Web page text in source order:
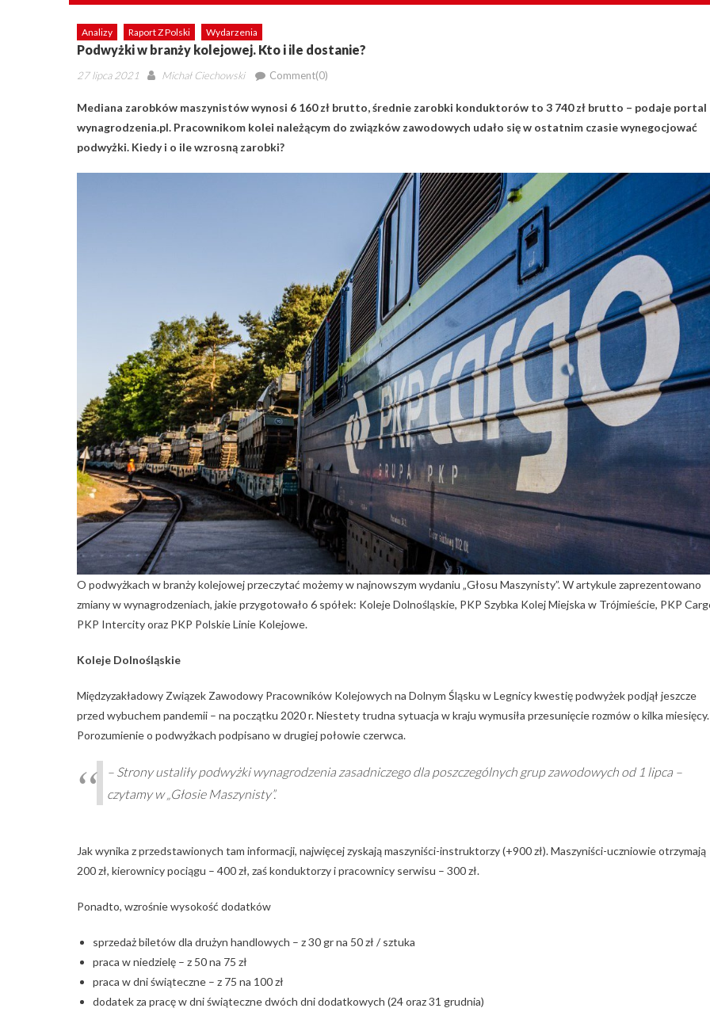
Analizy Raport Z Polski Wydarzenia
Podwyżki w branży kolejowej. Kto i ile dostanie?
Posted
27 lipca 2021 Author
Michał Ciechowski Comment(0)
Mediana zarobków maszynistów wynosi 6 160 zł brutto, średnie zarobki konduktorów to 3 740 zł brutto – podaje portal
wynagrodzenia.pl. Pracownikom kolei należącym do związków zawodowych udało się w ostatnim czasie wynegocjować
podwyżki. Kiedy i o ile wzrosną zarobki?
O podwyżkach w branży kolejowej przeczytać możemy w najnowszym wydaniu „Głosu Maszynisty”. W artykule zaprezentowano
zmiany w wynagrodzeniach, jakie przygotowało 6 spółek: Koleje Dolnośląskie, PKP Szybka Kolej Miejska w Trójmieście, PKP
PKP Intercity oraz PKP Polskie Linie Kolejowe.
Koleje Dolnośląskie
Międzyzakładowy Związek Zawodowy Pracowników Kolejowych na Dolnym Śląsku w Legnicy kwestię podwyżek podjął jeszcze
przed wybuchem pandemii – na początku 2020 r. Niestety trudna sytuacja w kraju wymusiła przesunięcie rozmów o kilka miesięcy.
Porozumienie o podwyżkach podpisano w drugiej połowie czerwca.
– Strony ustaliły podwyżki wynagrodzenia zasadniczego dla poszczególnych grup zawodowych od 1 lipca –
czytamy w „Głosie Maszynisty”.
Jak wynika z przedstawionych tam informacji, najwięcej zyskają maszyniści-instruktorzy (+900 zł). Maszyniści-uczniowie otrzymają
200 zł, kierownicy pociągu – 400 zł, zaś konduktorzy i pracownicy serwisu – 300 zł.
Ponadto, wzrośnie wysokość dodatków
sprzedaż biletów dla drużyn handlowych – z 30 gr na 50 zł / sztuka
praca w niedzielę – z 50 na 75 zł
praca w dni świąteczne – z 75 na 100 zł
dodatek za pracę w dni świąteczne dwóch dni dodatkowych (24 oraz 31 grudnia)